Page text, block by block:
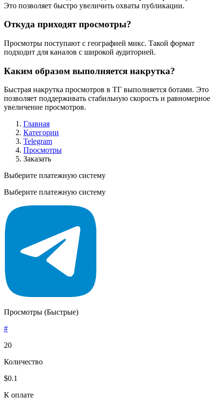
Это позволяет быстро увеличить охваты публикации.
Откуда приходят просмотры?
Просмотры поступают с географией микс. Такой формат
подходит для каналов с широкой аудиторией.
Каким образом выполняется накрутка?
Быстрая накрутка просмотров в ТГ выполняется ботами. Это
позволяет поддерживать стабильную скорость и равномерное
увеличение просмотров.
Главная
Категории
Telegram
Просмотры
Заказать
Выберите платежную систему
Выберите платежную систему
Просмотры (Быстрые)
#
20
Количество
$0.1
К оплате